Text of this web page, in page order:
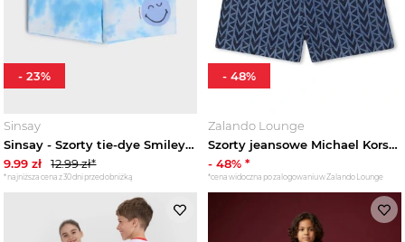
Sinsay
Sinsay - Szorty tie-dye SmileyWorld® - wielobarwny
9.99 zł 12.99zł*
*najniższa cena z 30 dni przed obniżką
-23%
Zalando Lounge
Szorty jeansowe Michael Kors niebieski
- 48% *
*cena widoczna po zalogowaniu w Zalando Lounge
- 48%